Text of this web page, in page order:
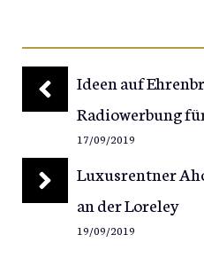
Ideen auf
Radiowerbung
17/09/2019
Luxusrentner
an der Loreley
19/09/2019